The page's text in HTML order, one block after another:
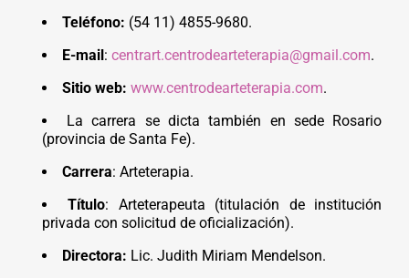
Teléfono: (54 11) 4855-9680.
E-mail: centrart.centrodearteterapia@gmail.com.
Sitio web: www.centrodearteterapia.com.
La carrera se dicta también en sede Rosario
(provincia de Santa Fe).
Carrera: Arteterapia.
Título: Arteterapeuta (titulación de institución
privada con solicitud de oficialización).
Directora: Lic. Judith Miriam Mendelson.